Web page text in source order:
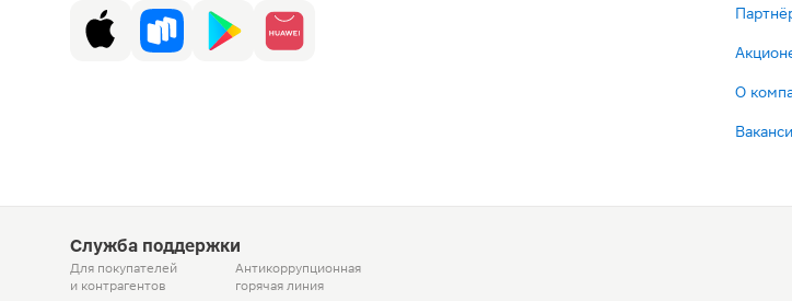
О
Служба поддержки
Для покупателей
и контрагентов
Антикоррупционная
горячая линия